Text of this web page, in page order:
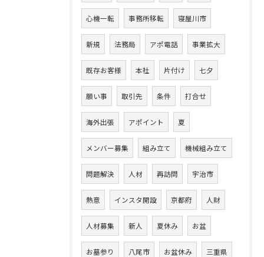
心機一転 事務所移転 寝屋川市
新規 法務局 アポ電話 事業拡大
既存お客様 本社 片付け 七夕
願い事 取引先 条件 打合せ
海外出張 アポイント 夏
メンバー募集 組み立て 機械組み立て
問題解決 人材 再訪問 宇治市
熱意 インスタ開設 京都府 人財
人材募集 新人 夏休み お盆
お墓参り 八尾市 お盆休み 三重県